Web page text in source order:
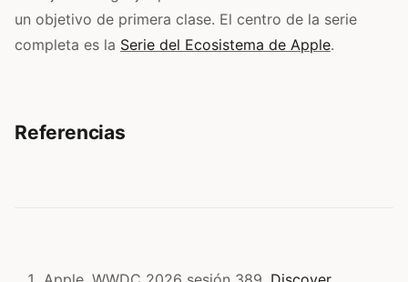
un objetivo de primera clase. El centro de la serie
completa es la Serie del Ecosistema de Apple.
Referencias